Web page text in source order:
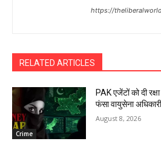
https://
RELATED ARTICLES
Crime
PAK एजेंटों को दी
फंसा वायुसेना
August 8, 2026